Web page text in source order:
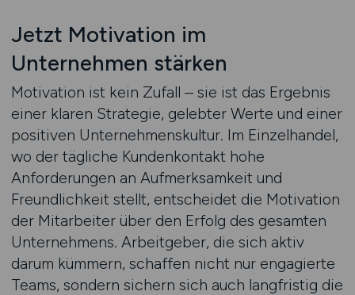
Jetzt Motivation im
Unternehmen stärken
Motivation ist kein Zufall – sie ist das Ergebnis
einer klaren Strategie, gelebter Werte und einer
positiven Unternehmenskultur. Im Einzelhandel,
wo der tägliche Kundenkontakt hohe
Anforderungen an Aufmerksamkeit und
Freundlichkeit stellt, entscheidet die Motivation
der Mitarbeiter über den Erfolg des gesamten
Unternehmens. Arbeitgeber, die sich aktiv
darum kümmern, schaffen nicht nur engagierte
Teams, sondern sichern sich auch langfristig die